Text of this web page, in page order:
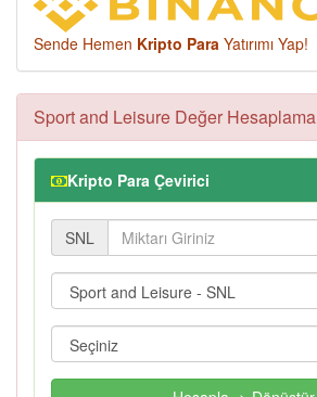
Sende Hemen Kripto Para Yatırımı Yap!
Sport and Leisure Değer Hesaplama
Kripto Para Çevirici
SNL